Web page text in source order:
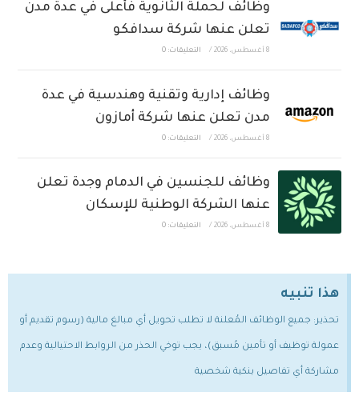
وظائف لحملة الثانوية فأعلى في عدة مدن
تعلن عنها شركة سدافكو
8 أغسطس، 2026 / التعليقات: 0
وظائف إدارية وتقنية وهندسية في عدة
مدن تعلن عنها شركة أمازون
8 أغسطس، 2026 / التعليقات: 0
وظائف للجنسين في الدمام وجدة تعلن
عنها الشركة الوطنية للإسكان
8 أغسطس، 2026 / التعليقات: 0
هذا تنبيه
تحذير: جميع الوظائف المُعلنة لا تطلب تحويل أي مبالغ مالية (رسوم تقديم أو
عمولة توظيف أو تأمين مُسبق)، يجب توخي الحذر من الروابط الاحتيالية وعدم
مشاركة أي تفاصيل بنكية شخصية